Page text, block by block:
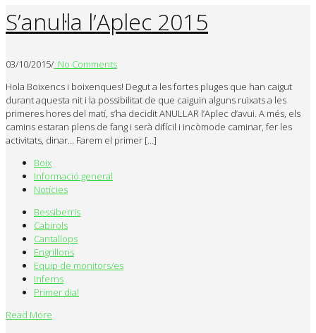
S’anul·la l’Aplec 2015
03/10/2015/ No Comments
Hola Boixencs i boixenques! Degut a les fortes pluges que han caigut
durant aquesta nit i la possibilitat de que caiguin alguns ruixats a les
primeres hores del matí, s’ha decidit ANUL·LAR l’Aplec d’avui. A més, els
camins estaran plens de fang i serà difícil i incòmode caminar, fer les
activitats, dinar… Farem el primer […]
Boix
Informació general
Notícies
Bessiberris
Cabirols
Cantallops
Engrillons
Equip de monitors/es
Inferns
Primer dia!
Read More